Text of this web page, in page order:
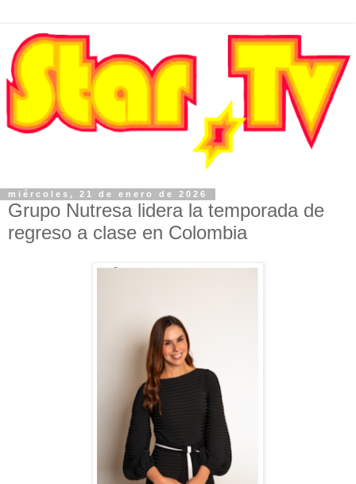
miércoles, 21 de enero de 2026
Grupo Nutresa lidera la temporada de
regreso a clase en Colombia